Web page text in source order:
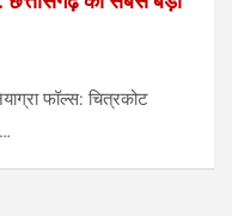
फॉल्स: चित्रकोट